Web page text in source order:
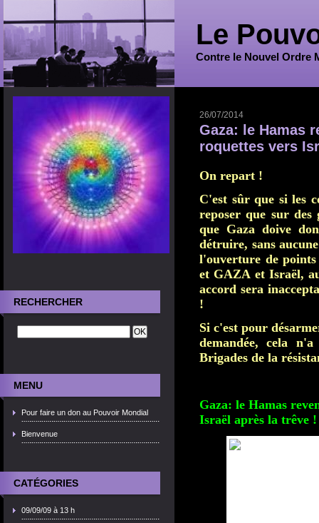
Le
Contre le Nouvel Ordre
RECHERCHER
MENU
Pour faire un don au Pouvoir Mondial
Bienvenue
CATÉGORIES
09/09/09 à 13 h
26/07/2014
Gaza: le Hamas
roquettes vers
On repart !
C'est sûr que si les
reposer que sur des
que Gaza doive
détruire, sans
l'ouverture de
et GAZA et Israël,
accord sera
!
Si c'est pour
demandée, cela
Brigades de la
Gaza: le Hamas
Israël après la trêve !